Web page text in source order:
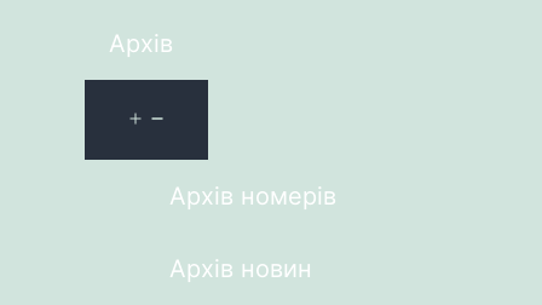
Архів
Архів номерів
Архів новин